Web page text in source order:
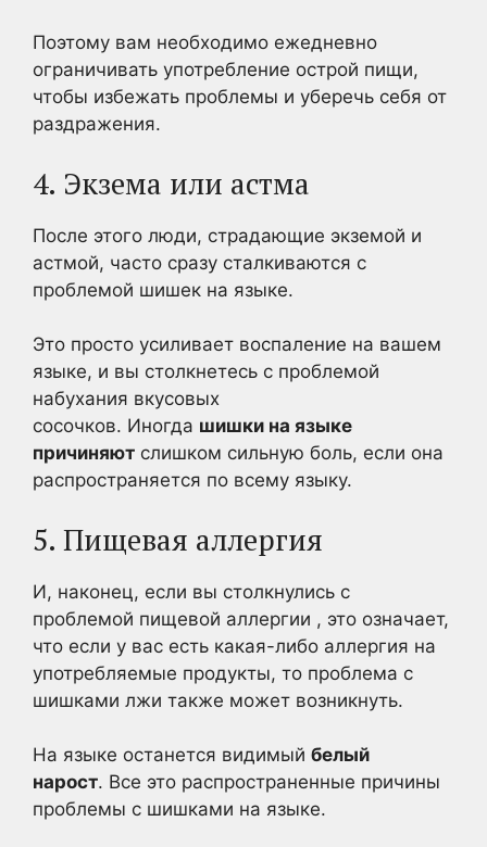
Поэтому вам необходимо ежедневно
ограничивать употребление острой пищи,
чтобы избежать проблемы и уберечь себя от
раздражения.
4. Экзема или астма
После этого люди, страдающие экземой и
астмой, часто сразу сталкиваются с
проблемой шишек на языке.
Это просто усиливает воспаление на вашем
языке, и вы столкнетесь с проблемой
набухания вкусовых
сосочков. Иногда шишки на языке
причиняют слишком сильную боль, если она
распространяется по всему языку.
5. Пищевая аллергия
И, наконец, если вы столкнулись с
проблемой пищевой аллергии , это означает,
что если у вас есть какая-либо аллергия на
употребляемые продукты, то проблема с
шишками лжи также может возникнуть.
На языке останется видимый белый
нарост. Все это распространенные причины
проблемы с шишками на языке.